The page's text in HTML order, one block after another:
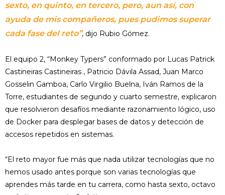
sexto, en quinto, en tercero, pero, aun así, con
ayuda de mis compañeros, pues pudimos superar
cada fase del reto”, dijo Rubio Gómez.
El equipo 2, “Monkey Typers” conformado por Lucas Patrick
Castineiras Castineiras , Patricio Dávila Assad, Juan Marco
Gosselin Gamboa, Carlo Virgilio Buelna, Iván Ramos de la
Torre, estudiantes de segundo y cuarto semestre, explicaron
que resolvieron desafíos mediante razonamiento lógico, uso
de Docker para desplegar bases de datos y detección de
accesos repetidos en sistemas.
“El reto mayor fue más que nada utilizar tecnologías que no
hemos usado antes porque son varias tecnologías que
aprendes más tarde en tu carrera, como hasta sexto, octavo